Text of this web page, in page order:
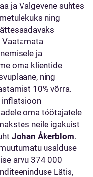
ja Valgevene suhtes
ning
Vaatamata
ja
oma klientide
ning
10% võrra.
inflatsioon
oma töötajatele
neile igakuist
Johan Åkerblom.
usalduse
arvu 374 000
Lätis,